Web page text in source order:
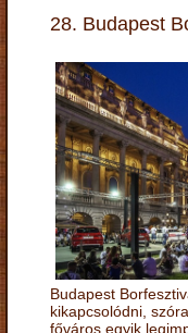
28. Budapest
Budapest
kikapcsolódni,
főváros egyik